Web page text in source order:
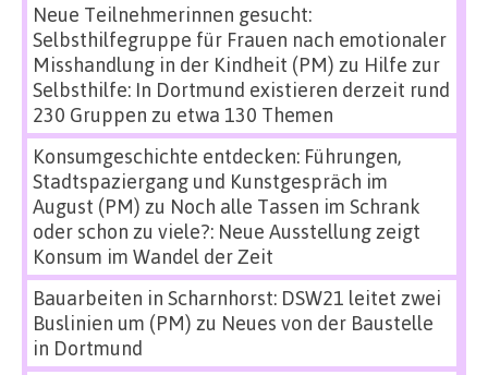
Neue Teilnehmerinnen gesucht:
Selbsthilfegruppe für Frauen nach emotionaler
Misshandlung in der Kindheit (PM) zu Hilfe zur
Selbsthilfe: In Dortmund existieren derzeit rund
230 Gruppen zu etwa 130 Themen
Konsumgeschichte entdecken: Führungen,
Stadtspaziergang und Kunstgespräch im
August (PM) zu Noch alle Tassen im Schrank
oder schon zu viele?: Neue Ausstellung zeigt
Konsum im Wandel der Zeit
Bauarbeiten in Scharnhorst: DSW21 leitet zwei
Buslinien um (PM) zu Neues von der Baustelle
in Dortmund